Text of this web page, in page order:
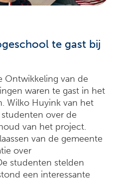
te gast bij
Ontwikkeling van de
waren te gast in het
Wilko Huyink van het
over de
van het project.
van de gemeente
over
studenten stelden
een interessante